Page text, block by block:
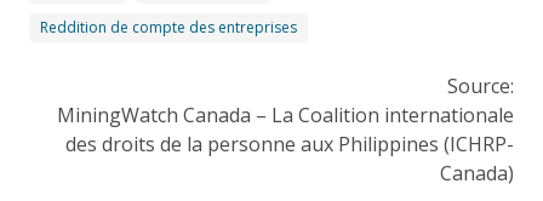
Reddition de compte des entreprises
Source:
MiningWatch Canada – La Coalition internationale
des droits de la personne aux Philippines (ICHRP-
Canada)